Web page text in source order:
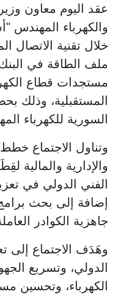
عقد اليوم معاون
والكهرباء المهندس
خلال تقنية الاتصال
ملف الطاقة في
مستجدات قطاع
المستقبلية، وذلك
السورية للكهرباء
وتناول الاجتماع خطط
والإدارية والمالية
الفني الدولي في
إضافة إلى بحث
جاهزية الكوادر
وهَدَف الاجتماع إلى
الدولي، وتسريع
الكهرباء، وتحسين